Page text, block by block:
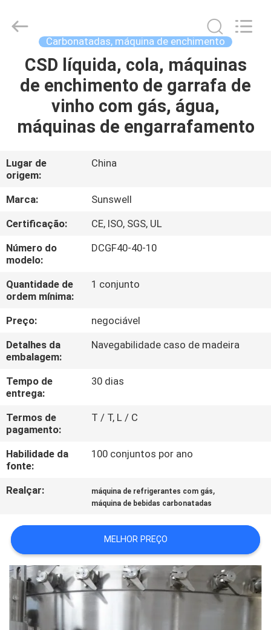
CASA
PRODUTOS
VÍDEOS
SOBRE
NÓS
EXCURSÃO
DA
FÁBRICA
CONTROLE
DA
QUALIDADE
CONTACTE-
NOS
NOTÍCIA
PEÇA
CITAÇÕES
MAPA
DO
SITE
Machinery
Reserved.
Carbonatadas, máquina de enchimento
CSD líquida, cola, máquinas
de enchimento de garrafa de
vinho com gás, água,
máquinas de engarrafamento
Lugar de
origem:
China
Marca:
Sunswell
Certificação:
CE, ISO, SGS, UL
Número do
modelo:
DCGF40-40-10
Quantidade de
ordem mínima:
1 conjunto
Preço:
negociável
Detalhes da
embalagem:
Navegabilidade caso de madeira
Tempo de
entrega:
30 dias
Termos de
pagamento:
T / T, L / C
Habilidade da
fonte:
100 conjuntos por ano
Realçar: máquina de refrigerantes com gás,
máquina de bebidas carbonatadas
MELHOR PREÇO